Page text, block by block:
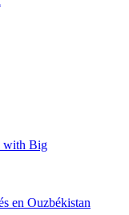
with Big
en Ouzbékistan